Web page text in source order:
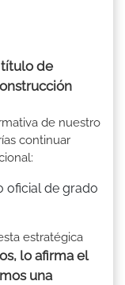
título de
de nuestro
continuar
oficial de grado
estratégica
lo afirma el
una